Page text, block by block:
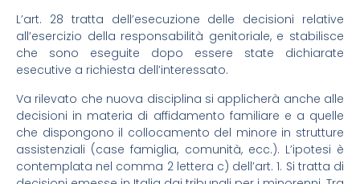
L’art. 28 tratta dell’esecuzione delle decisioni relative
all’esercizio della responsabilità genitoriale, e stabilisce
che sono eseguite dopo essere state dichiarate
esecutive a richiesta dell’interessato.
Va rilevato che nuova disciplina si applicherà anche alle
decisioni in materia di affidamento familiare e a quelle
che dispongono il collocamento del minore in strutture
assistenziali (case famiglia, comunità, ecc.). L’ipotesi è
contemplata nel comma 2 lettera c) dell’art. 1. Si tratta di